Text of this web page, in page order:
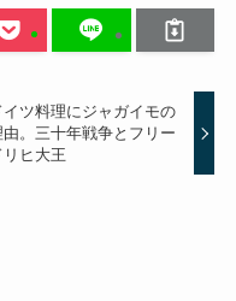
イツ料理にジャガイモの
由。三十年戦争とフリー
リヒ大王